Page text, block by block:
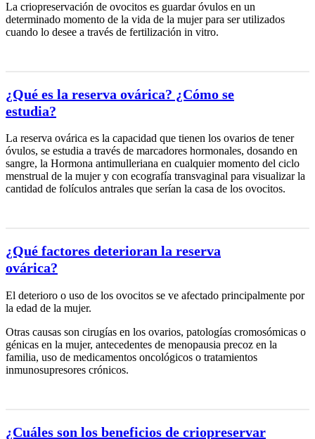
La criopreservación de ovocitos es guardar óvulos en un
determinado momento de la vida de la mujer para ser utilizados
cuando lo desee a través de fertilización in vitro.
¿Qué es la reserva ovárica? ¿Cómo se
estudia?
La reserva ovárica es la capacidad que tienen los ovarios de tener
óvulos, se estudia a través de marcadores hormonales, dosando en
sangre, la Hormona antimulleriana en cualquier momento del ciclo
menstrual de la mujer y con ecografía transvaginal para visualizar la
cantidad de folículos antrales que serían la casa de los ovocitos.
¿Qué factores deterioran la reserva
ovárica?
El deterioro o uso de los ovocitos se ve afectado principalmente por
la edad de la mujer.
Otras causas son cirugías en los ovarios, patologías cromosómicas o
génicas en la mujer, antecedentes de menopausia precoz en la
familia, uso de medicamentos oncológicos o tratamientos
inmunosupresores crónicos.
¿Cuáles son los beneficios de criopreservar